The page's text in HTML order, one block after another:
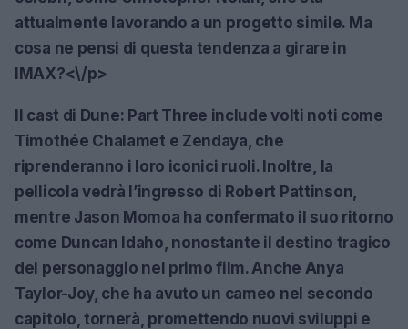
attualmente lavorando a un progetto simile. Ma
cosa ne pensi di questa tendenza a girare in
IMAX?<\/p>
Il cast di Dune: Part Three include volti noti come
Timothée Chalamet e Zendaya, che
riprenderanno i loro iconici ruoli. Inoltre, la
pellicola vedrà l’ingresso di Robert Pattinson,
mentre Jason Momoa ha confermato il suo ritorno
come Duncan Idaho, nonostante il destino tragico
del personaggio nel primo film. Anche Anya
Taylor-Joy, che ha avuto un cameo nel secondo
capitolo, tornerà, promettendo nuovi sviluppi e